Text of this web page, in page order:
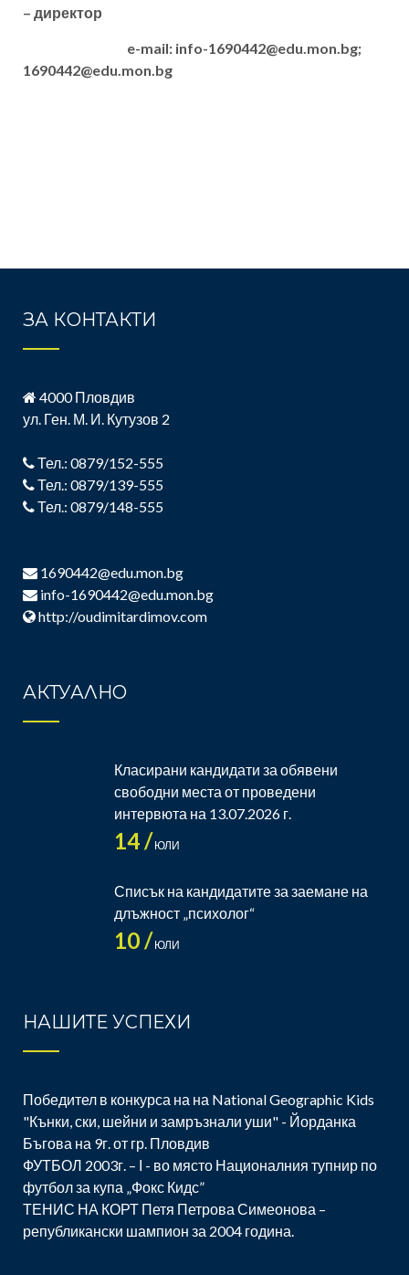
– директор
e-mail: info-1690442@edu.mon.bg;
1690442@edu.mon.bg
ЗА КОНТАКТИ
4000 Пловдив
ул. Ген. М. И. Кутузов 2
Тел.: 0879/152-555
Тел.: 0879/139-555
Тел.: 0879/148-555
1690442@edu.mon.bg
info-1690442@edu.mon.bg
http://oudimitardimov.com
АКТУАЛНО
Класирани кандидати за обявени
свободни места от проведени
интервюта на 13.07.2026 г.
14 / ЮЛИ
Списък на кандидатите за заемане на
длъжност „психолог“
10 / ЮЛИ
НАШИТЕ УСПЕХИ
Победител в конкурса на на National Geographic Kids
"Кънки, ски, шейни и замръзнали уши" - Йорданка
Бъгова на 9г. от гр. Пловдив
ФУТБОЛ 2003г. – І - во място Националния тупнир по
футбол за купа „Фокс Кидс”
ТЕНИС НА КОРТ Петя Петрова Симеонова –
републикански шампион за 2004 година.